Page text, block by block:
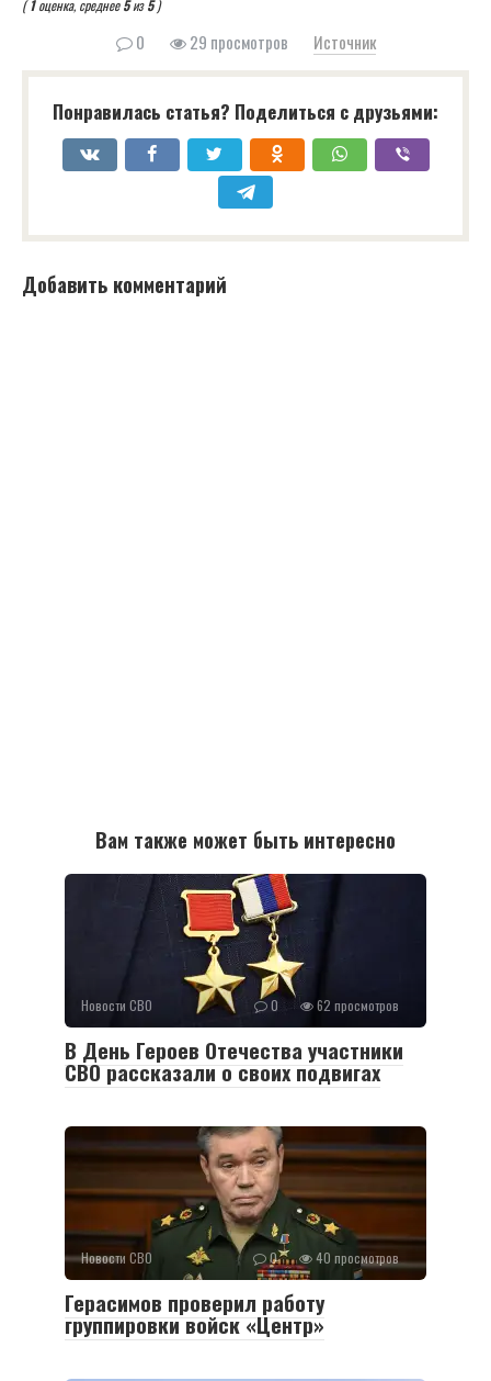
(1оценка, среднее5из5)
0 29 просмотров Источник
Понравилась статья? Поделиться с друзьями:
Добавить комментарий
Вам также может быть интересно
Новости СВО 0 62 просмотров
В День Героев Отечества участники
СВО рассказали о своих подвигах
Новости СВО 0 40 просмотров
Герасимов проверил работу
группировки войск «Центр»